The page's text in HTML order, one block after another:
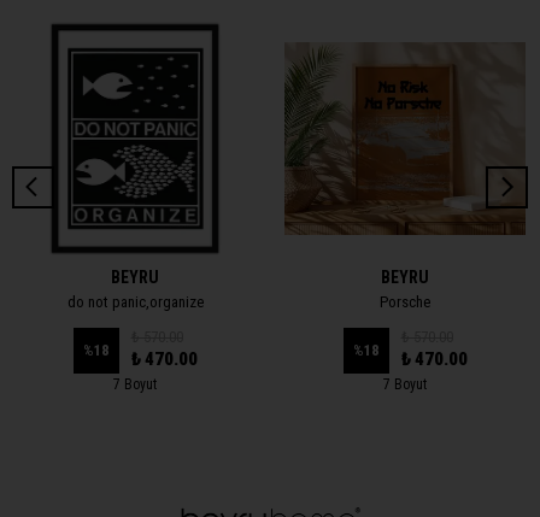
BEYRU
do not panic,organize
%18 ₺ 470.00
7 Boyut
BEYRU
Porsche
%18 ₺ 470.00
7 Boyut